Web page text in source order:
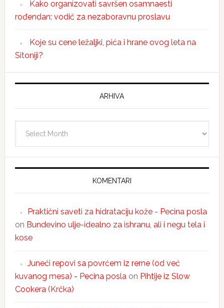
Kako organizovati savršen osamnaesti
rođendan: vodič za nezaboravnu proslavu
Koje su cene ležaljki, pića i hrane ovog leta na
Sitoniji?
ARHIVA
KOMENTARI
Praktični saveti za hidrataciju kože - Pecina posla
on Bundevino ulje-idealno za ishranu, ali i negu tela i
kose
Juneći repovi sa povrćem iz rerne (od već
kuvanog mesa) - Pecina poslaon Pihtije iz Slow
Cookera (Krčka)